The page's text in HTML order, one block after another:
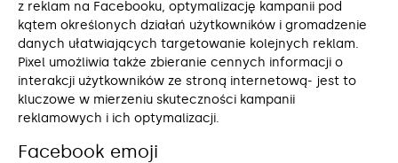
z reklam na Facebooku, optymalizację kampanii pod
kątem określonych działań użytkowników i gromadzenie
danych ułatwiających targetowanie kolejnych reklam.
Pixel umożliwia także zbieranie cennych informacji o
interakcji użytkowników ze stroną internetową- jest to
kluczowe w mierzeniu skuteczności kampanii
reklamowych i ich optymalizacji.
Facebook emoji